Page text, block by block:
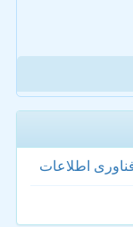
اطلاعات